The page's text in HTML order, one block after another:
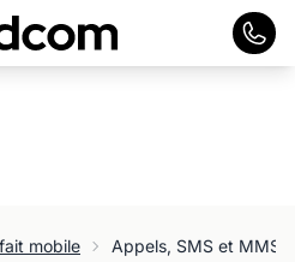
mobile